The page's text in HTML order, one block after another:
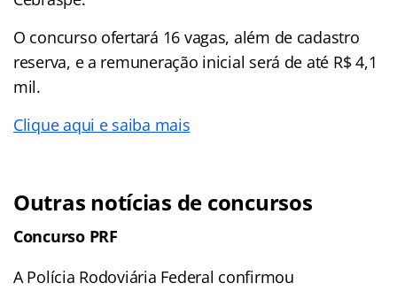
O concurso ofertará 16 vagas, além de cadastro
reserva, e a remuneração inicial será de até R$ 4,1
mil.
Clique aqui e saiba mais
Outras notícias de concursos
Concurso PRF
A Polícia Rodoviária Federal confirmou